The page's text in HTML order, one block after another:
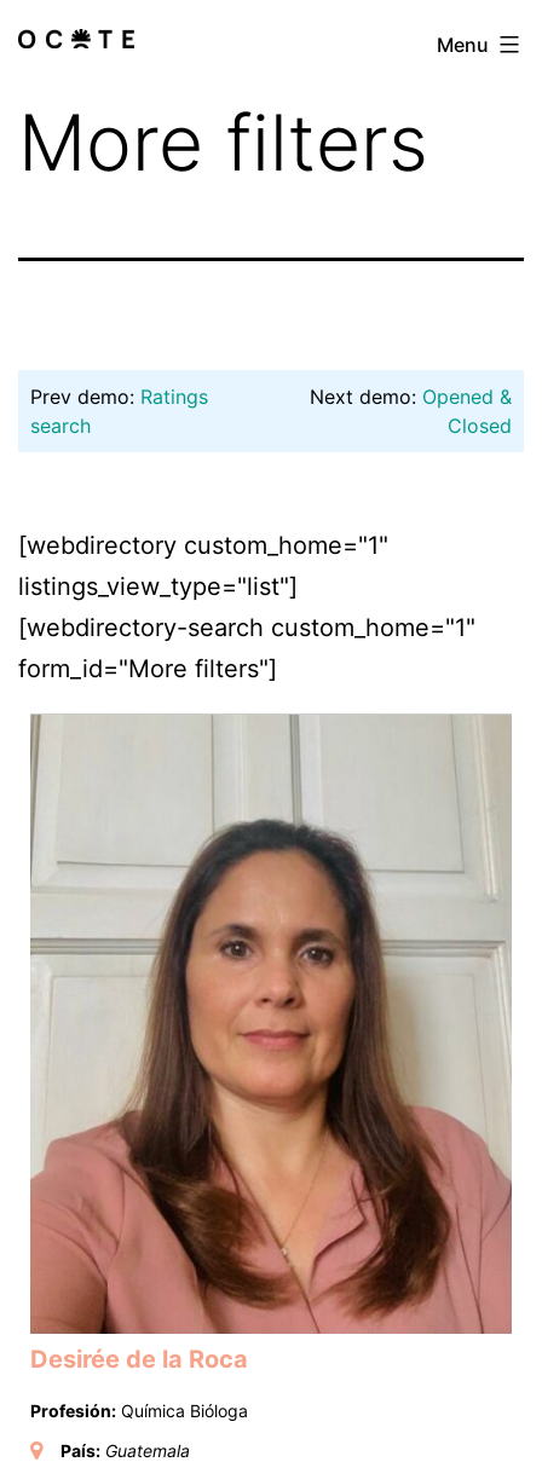
toLas
Menu
More filters
Prev demo: Ratings
search
Next demo: Opened &
Closed
[webdirectory custom_home="1"
listings_view_type="list"]
[webdirectory-search custom_home="1"
form_id="More filters"]
Desirée de la Roca
Profesión: Química Bióloga
País: Guatemala